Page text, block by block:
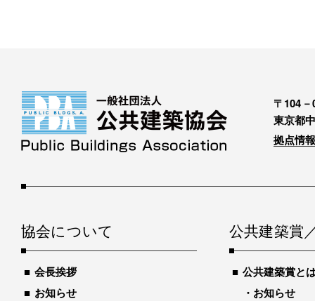
〒104－
東京都
拠点情
協会について
会長挨拶
お知らせ
公共建築賞
公共建築賞と
お知らせ